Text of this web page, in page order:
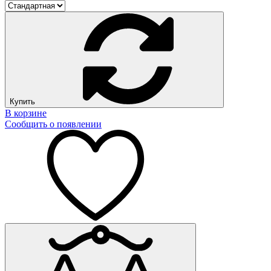
Купить
В корзине
Сообщить о появлении